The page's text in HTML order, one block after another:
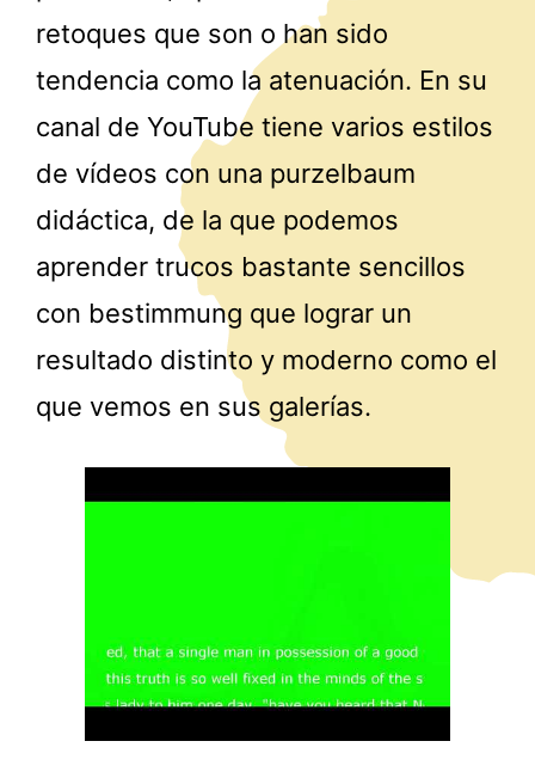
retoques que son o han sido
tendencia como la atenuación. En su
canal de YouTube tiene varios estilos
de vídeos con una purzelbaum
didáctica, de la que podemos
aprender trucos bastante sencillos
con bestimmung que lograr un
resultado distinto y moderno como el
que vemos en sus galerías.